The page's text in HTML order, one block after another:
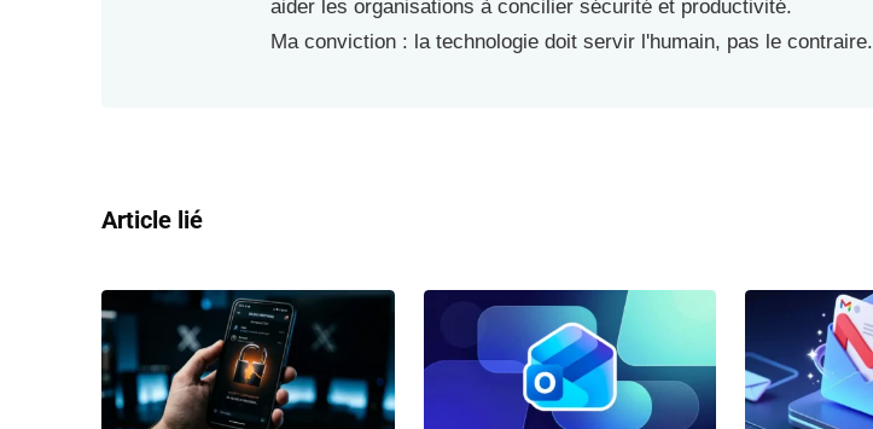
aider les organisations à concilier sécurité et productivité.
Ma conviction : la technologie doit servir l'humain, pas le contraire.
Article lié